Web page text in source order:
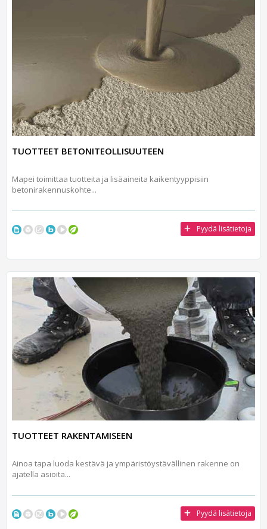
TUOTTEET BETONITEOLLISUUTEEN
Mapei toimittaa tuotteita ja lisäaineita kaikentyyppisiin
betonirakennuskohte...
Pyydä lisätietoja
TUOTTEET RAKENTAMISEEN
Ainoa tapa luoda kestävä ja ympäristöystävällinen rakenne on
ajatella asioita...
Pyydä lisätietoja